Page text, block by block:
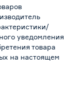
уведомления
товара
на настоящем